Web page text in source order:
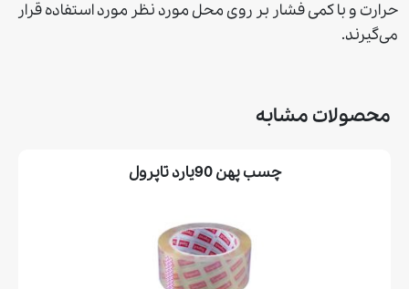
حرارت و با کمی فشار بر روی محل مورد نظر مورد استفاده قرار
می‌گیرند.
محصولات مشابه
چسب پهن 90يارد تاپرول